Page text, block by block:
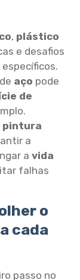
, plástico
e desafios
aço pode
de
pintura
a
a vida
falhas
o
cada
passo no